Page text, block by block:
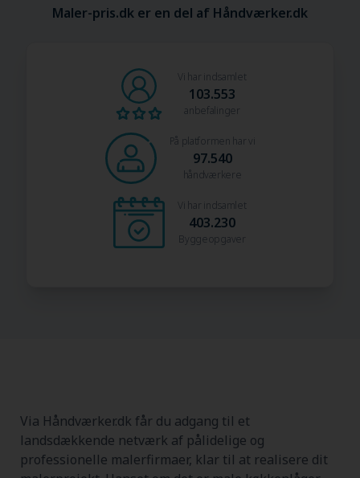
Maler-pris.dk er en del af Håndværker.dk
Vi har indsamlet
103.553
anbefalinger
På platformen har vi
97.540
håndværkere
Vi har indsamlet
403.230
Byggeopgaver
Via Håndværker.dk får du adgang til et
landsdækkende netværk af pålidelige og
professionelle malerfirmaer, klar til at realisere dit